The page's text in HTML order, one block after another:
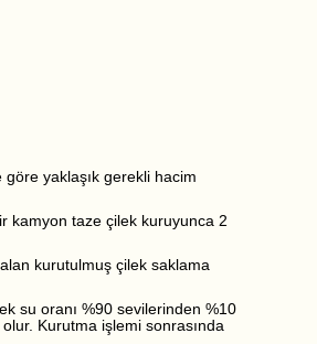
göre yaklaşık gerekli hacim
kamyon taze çilek kuruyunca 2
kurutulmuş çilek saklama
su oranı %90 sevilerinden %10
Kurutma işlemi sonrasında